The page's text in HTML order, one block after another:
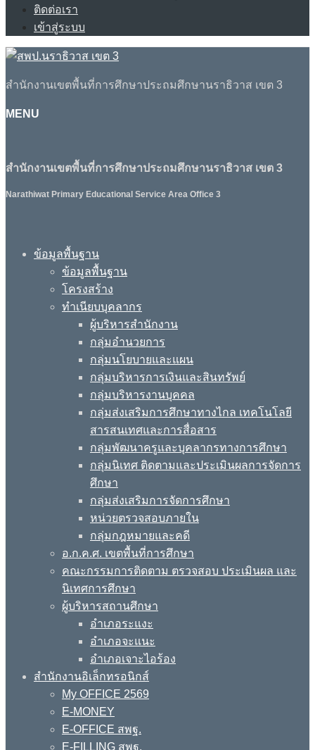
ติดต่อเรา
เข้าสู่ระบบ
สำนักงานเขตพื้นที่การศึกษาประถมศึกษานราธิวาส เขต 3
MENU
สำนักงานเขตพื้นที่การศึกษาประถมศึกษานราธิวาส เขต 3
Narathiwat Primary Educational Service Area Office 3
ข้อมูลพื้นฐาน
ข้อมูลพื้นฐาน
โครงสร้าง
ทำเนียบบุคลากร
ผู้บริหารสำนักงาน
กลุ่มอำนวยการ
กลุ่มนโยบายและแผน
กลุ่มบริหารการเงินและสินทรัพย์
กลุ่มบริหารงานบุคคล
กลุ่มส่งเสริมการศึกษาทางไกล เทคโนโลยี
สารสนเทศและการสื่อสาร
กลุ่มพัฒนาครูและบุคลากรทางการศึกษา
กลุ่มนิเทศ ติดตามและประเมินผลการจัดการ
ศึกษา
กลุ่มส่งเสริมการจัดการศึกษา
หน่วยตรวจสอบภายใน
กลุ่มกฎหมายและคดี
อ.ก.ค.ศ. เขตพื้นที่การศึกษา
คณะกรรมการติดตาม ตรวจสอบ ประเมินผล และ
นิเทศการศึกษา
ผู้บริหารสถานศึกษา
อำเภอระแงะ
อำเภอจะแนะ
อำเภอเจาะไอร้อง
สำนักงานอิเล็กทรอนิกส์
My OFFICE 2569
E-MONEY
E-OFFICE สพฐ.
E-FILLING สพฐ.